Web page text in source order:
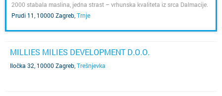
2000 stabala maslina, jedna strast – vrhunska kvaliteta iz srca Dalmacije.
Prudi 11, 10000 Zagreb Trnje
MILLIES MILIES DEVELOPMENT D.O.O.
Iločka 32, 10000 Zagreb Trešnjevka